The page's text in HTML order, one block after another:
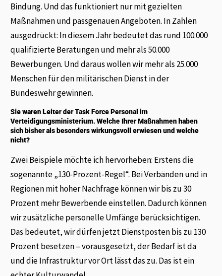
Bindung. Und das funktioniert nur mit gezielten
Maßnahmen und passgenauen Angeboten. In Zahlen
ausgedrückt: In diesem Jahr bedeutet das rund 100.000
qualifizierte Beratungen und mehr als 50.000
Bewerbungen. Und daraus wollen wir mehr als 25.000
Menschen für den militärischen Dienst in der
Bundeswehr gewinnen.
Sie waren Leiter der Task Force Personal im
Verteidigungsministerium. Welche Ihrer Maßnahmen haben
sich bisher als besonders wirkungsvoll erwiesen und welche
nicht?
Zwei Beispiele möchte ich hervorheben: Erstens die
sogenannte „130-Prozent-Regel“. Bei Verbänden und in
Regionen mit hoher Nachfrage können wir bis zu 30
Prozent mehr Bewerbende einstellen. Dadurch können
wir zusätzliche personelle Umfänge berücksichtigen.
Das bedeutet, wir dürfen jetzt Dienstposten bis zu 130
Prozent besetzen – vorausgesetzt, der Bedarf ist da
und die Infrastruktur vor Ort lässt das zu. Das ist ein